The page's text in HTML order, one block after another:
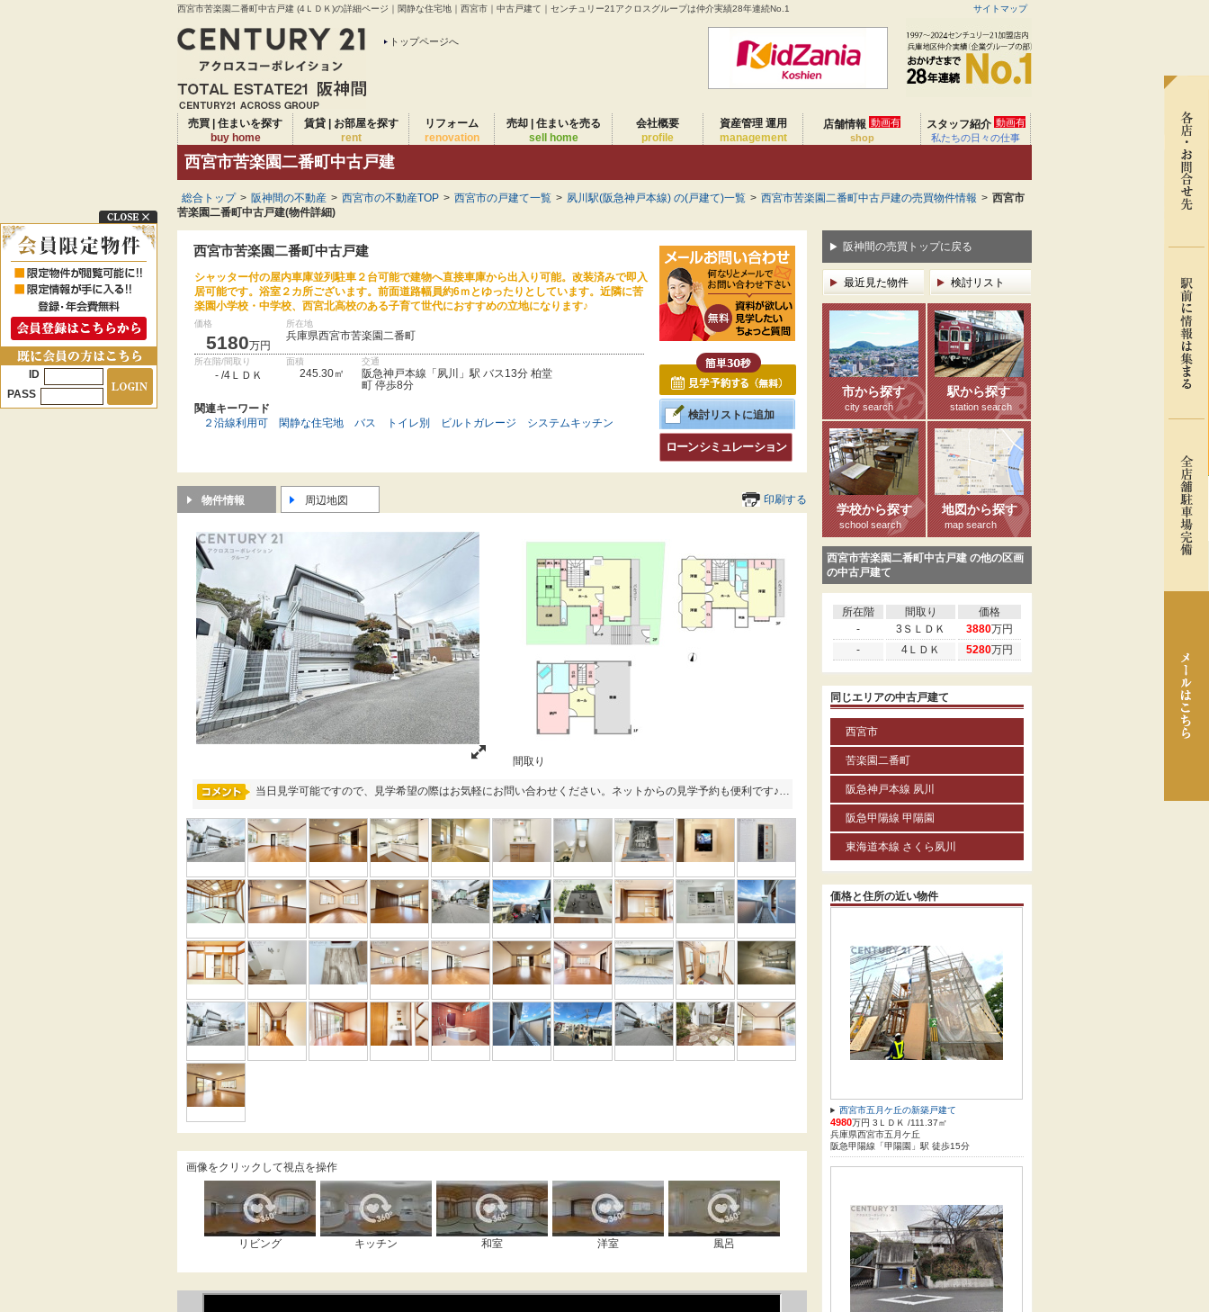
西宮市苦楽園二番町中古戸建 (4ＬＤＫ)の詳細ページ｜閑静な住宅地｜西宮市｜中古戸建て｜センチュリー21アクロスグループは仲介実績28年連続No.1 サイトマップ
トップページへ
売買 | 住まいを探す
buy home
賃貸 | お部屋を探す
rent
リフォーム
renovation
売却 | 住まいを売る
sell home
会社概要
profile
資産管理 運用
management
店舗情報 動画有
shop
スタッフ紹介 動画有
私たちの日々の仕事
西宮市苦楽園二番町中古戸建
総合トップ > 阪神間の不動産 > 西宮市の不動産TOP > 西宮市の戸建て一覧 > 夙川駅(阪急神戸本線) の(戸建て)一覧 > 西宮市苦楽園二番町中古戸建の売買物件情報 > 西宮市
苦楽園二番町中古戸建(物件詳細)
西宮市苦楽園二番町中古戸建
シャッター付の屋内車庫並列駐車２台可能で建物へ直接車庫から出入り可能。改装済みで即入
居可能です。浴室２カ所ございます。前面道路幅員約6ｍとゆったりとしています。近隣に苦
楽園小学校・中学校、西宮北高校のある子育て世代におすすめの立地になります♪
価格
5180万円
所在地
兵庫県西宮市苦楽園二番町
所在階/間取り
- /4ＬＤＫ
面積
245.30㎡
交通
阪急神戸本線「夙川」駅 バス13分 柏堂
町 停歩8分
関連キーワード
２沿線利用可
閑静な住宅地 バス トイレ別 ビルトガレージ システムキッチン
検討リストに追加
ローンシミュレーション
物件情報 周辺地図 印刷する
間取り
当日見学可能ですので、見学希望の際はお気軽にお問い合わせください。ネットからの見学予約も便利です♪【要事前予約】
画像をクリックして視点を操作
リビング キッチン 和室 洋室 風呂
阪神間の売買トップに戻る
最近見た物件 検討リスト
市から探す
city search
駅から探す
station search
学校から探す
school search
地図から探す
map search
西宮市苦楽園二番町中古戸建 の他の区画
の中古戸建て
所在階 間取り
価格
-
3ＳＬＤＫ 3880万円
-
4ＬＤＫ 5280万円
同じエリアの中古戸建て
西宮市
苦楽園二番町
阪急神戸本線 夙川
阪急甲陽線 甲陽園
東海道本線 さくら夙川
価格と住所の近い物件
西宮市五月ケ丘の新築戸建て
4980万円 3ＬＤＫ /111.37㎡
兵庫県西宮市五月ケ丘
阪急甲陽線「甲陽園」駅 徒歩15分
ID
PASS